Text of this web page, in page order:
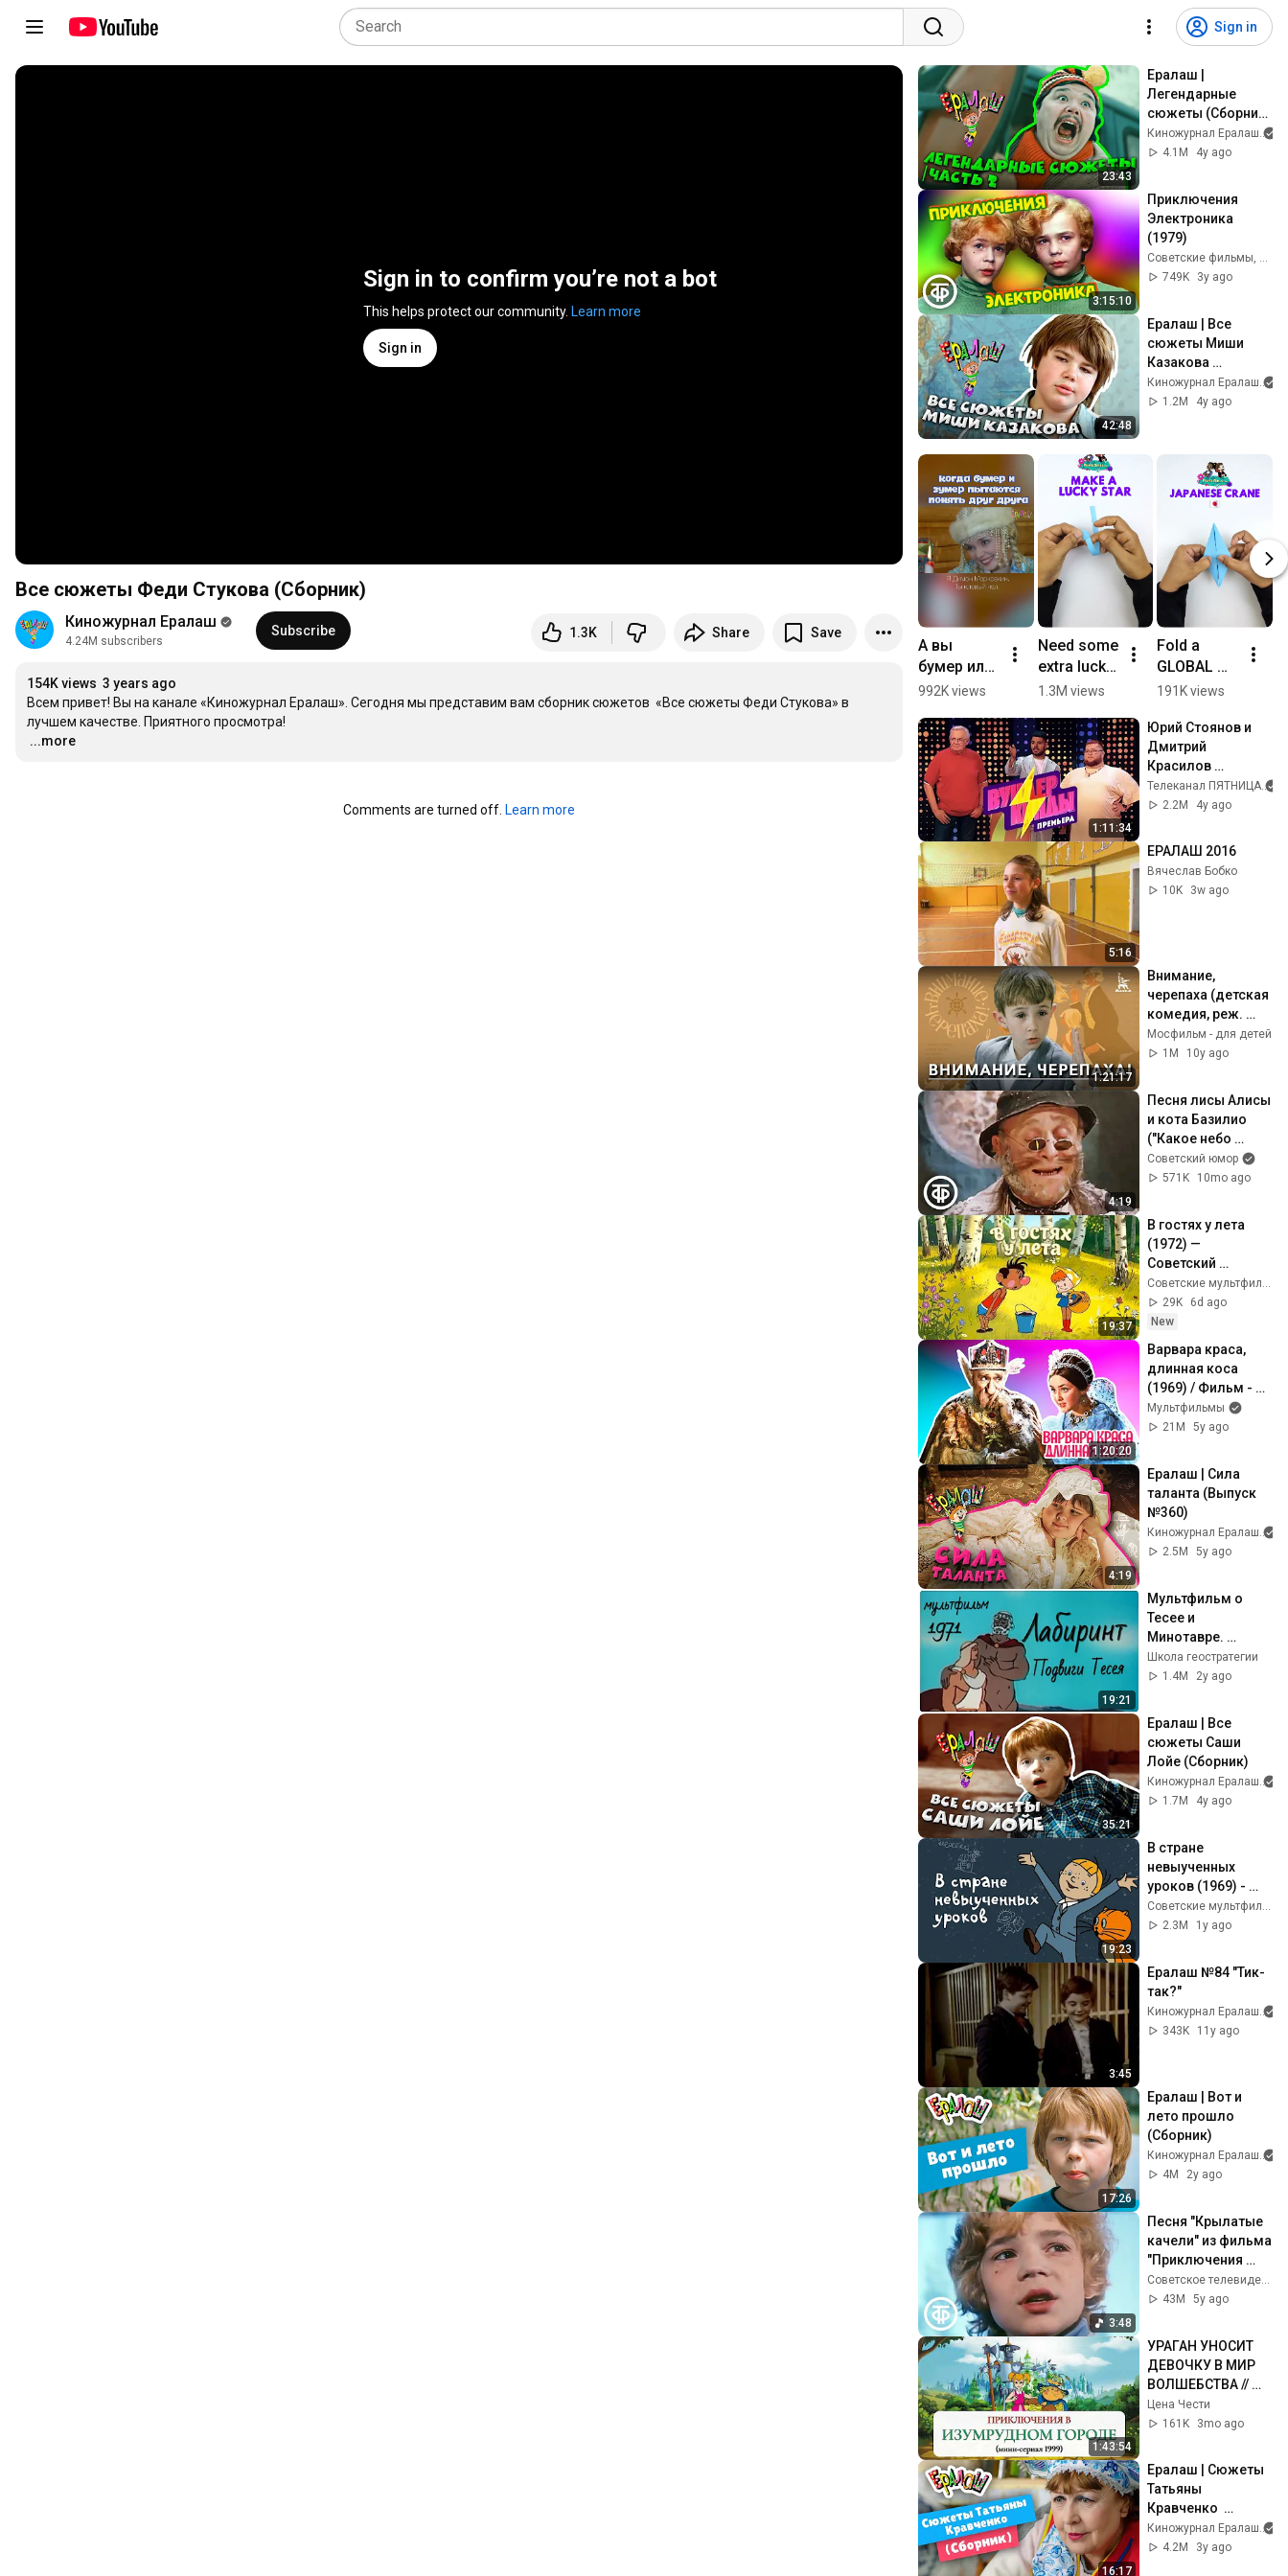
Sign in
Sign in to confirm you’re not a bot
This helps protect our community. Learn more
Sign in
Все сюжеты Феди Стукова (Сборник)
Киножурнал Ералаш
4.24M subscribers
Subscribe 1.3K Share Save
154K views 3 years ago
Всем привет! Вы на канале «Киножурнал Ералаш». Сегодня мы представим вам сборник сюжетов  «Все сюжеты Феди Стукова» в
…
...more
Comments are turned off. Learn more
23:43
Ералаш |
Легендарные
сюжеты (Сборник)
| часть 2
Киножурнал Ералаш
4.1M
4y ago
3:15:10
Приключения
Электроника
(1979)
Советские фильмы, спектакли и телепередачи
749K
3y ago
42:48
Ералаш | Все
сюжеты Миши
Казакова
(Сборник)
Киножурнал Ералаш
1.2M
4y ago
А вы
бумер или
зумер?
#дети
#новыйго
д #зумер
#бумер
992K views
Need some
extra luck?
Make this
craft! ⭐
#papergirl
s #shorts
#papercraf
t #origami
#star
1.3M views
Fold a
GLOBAL
craft with
Japanese
Crane | The
Paper Girls
Show
#papercraf
#japan
191K views
1:11:34
Юрий Стоянов и
Дмитрий
Красилов
угадывают
таланты детей //
Телеканал ПЯТНИЦА
2.2M
4y ago
5:16
ЕРАЛАШ 2016
Вячеслав Бобко
10K
3w ago
1:21:17
Внимание,
черепаха (детская
комедия, реж.
Ролан Быков, 1969
г.)
Мосфильм - для детей
1M
10y ago
4:19
Песня лисы Алисы
и кота Базилио
("Какое небо
голубое...") из
фильма
Буратино" (1975)
Советский юмор
571K
10mo ago
19:37
В гостях у лета
(1972) —
Советский
мультфильм —
Золотая
коллекция
Soyuzmulfilm
Советские мультфильмы - Золотая коллекция СССР
29K
6d ago
New
1:20:20
Варвара краса,
длинная коса
(1969) / Фильм -
сказка
Мультфильмы
21M
5y ago
4:19
Ералаш | Сила
таланта (Выпуск
№360)
Киножурнал Ералаш
2.5M
5y ago
19:21
Мультфильм о
Тесее и
Минотавре.
Легенды и мифы
Древней Греции
Жариновым
Школа геостратегии
1.4M
2y ago
35:21
Ералаш | Все
сюжеты Саши
Лойе (Сборник)
Киножурнал Ералаш
1.7M
4y ago
19:23
В стране
невыученных
уроков (1969) -
Советские
мультфильмы -
Советские мультфильмы - Золотая коллекция СССР
2.3M
1y ago
3:45
Ералаш №84 "Тик-
так?"
Киножурнал Ералаш
343K
11y ago
17:26
Ералаш | Вот и
лето прошло
(Сборник)
Киножурнал Ералаш
4M
2y ago
3:48
Песня "Крылатые
качели" из фильма
"Приключения
Электроника"
(1979)
43M
5y ago
1:43:54
УРАГАН УНОСИТ
ДЕВОЧКУ В МИР
ВОЛШЕБСТВА //
Приключения в
Изумрудном
Цена Чести
161K
3mo ago
16:17
Ералаш | Сюжеты
Татьяны
Кравченко
(Сборник)
Киножурнал Ералаш
4.2M
3y ago